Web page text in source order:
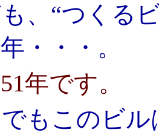
、“つくる
・・・。
年です。
もこのビ